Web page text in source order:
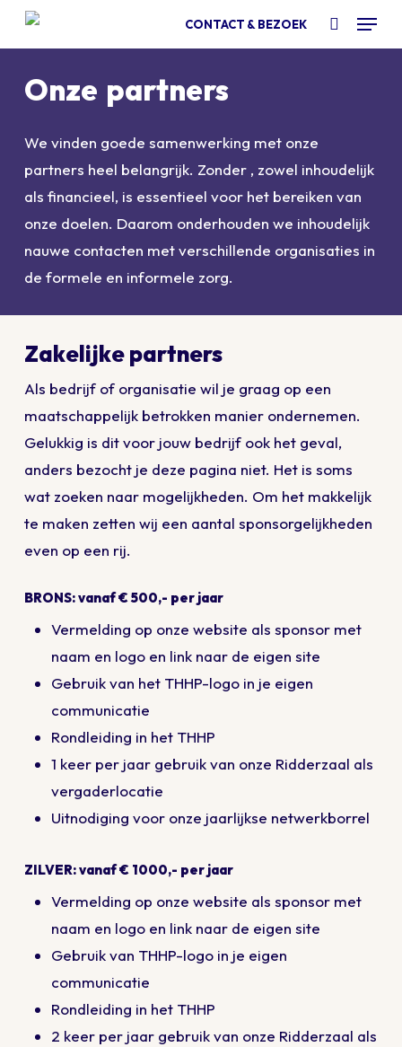
Skip
content
CONTACT & BEZOEK Menu
Onze partners
We vinden goede samenwerking met onze
partners heel belangrijk. Zonder , zowel inhoudelijk
als financieel, is essentieel voor het bereiken van
onze doelen. Daarom onderhouden we inhoudelijk
nauwe contacten met verschillende organisaties in
de formele en informele zorg.
Zakelijke partners
Als bedrijf of organisatie wil je graag op een
maatschappelijk betrokken manier ondernemen.
Gelukkig is dit voor jouw bedrijf ook het geval,
anders bezocht je deze pagina niet. Het is soms
wat zoeken naar mogelijkheden. Om het makkelijk
te maken zetten wij een aantal sponsorgelijkheden
even op een rij.
BRONS: vanaf € 500,- per jaar
Vermelding op onze website als sponsor met
naam en logo en link naar de eigen site
Gebruik van het THHP-logo in je eigen
communicatie
Rondleiding in het THHP
1 keer per jaar gebruik van onze Ridderzaal als
vergaderlocatie
Uitnodiging voor onze jaarlijkse netwerkborrel
ZILVER: vanaf € 1000,- per jaar
Vermelding op onze website als sponsor met
naam en logo en link naar de eigen site
Gebruik van THHP-logo in je eigen
communicatie
Rondleiding in het THHP
2 keer per jaar gebruik van onze Ridderzaal als